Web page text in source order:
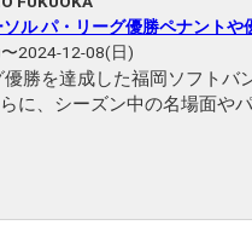
ソル パ・リーグ優勝ペナントや
2024-12-08(日)
勝を達成した福岡ソフトバ
に、シーズン中の名場面や
んだ優勝ペナントや優勝旗